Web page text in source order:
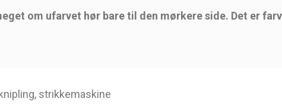
om ufarvet hør bare til den mørkere side. Det er
strikkemaskine